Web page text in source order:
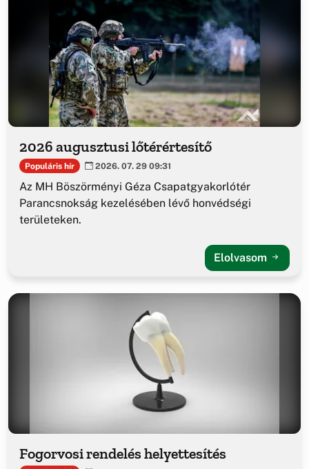
2026 augusztusi lőtérértesítő
Populáris hír 2026. 07. 29 09:31
Az MH Böszörményi Géza Csapatgyakorlótér
Parancsnokság kezelésében lévő honvédségi
területeken.
Elolvasom
Fogorvosi rendelés helyettesítés